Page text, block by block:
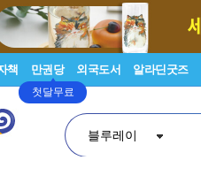
책 만권당
첫달무료
외국도서 알라딘굿즈
블루레이